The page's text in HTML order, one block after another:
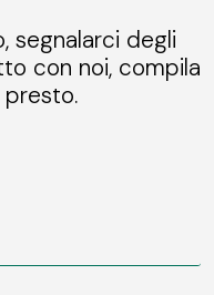
segnalarci degli
con noi, compila